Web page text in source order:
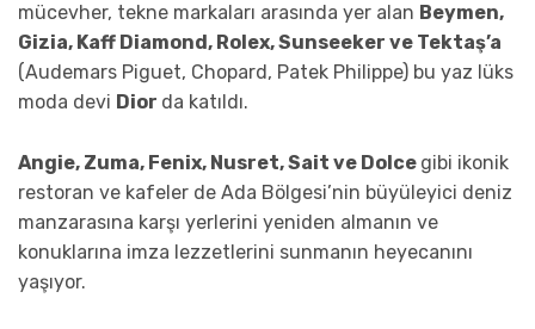
mücevher, tekne markaları arasında yer alan Beymen,
Gizia, Kaff Diamond, Rolex, Sunseeker ve Tektaş’a
(Audemars Piguet, Chopard, Patek Philippe) bu yaz lüks
moda devi Dior da katıldı.
Angie, Zuma, Fenix, Nusret, Sait ve Dolce gibi ikonik
restoran ve kafeler de Ada Bölgesi’nin büyüleyici deniz
manzarasına karşı yerlerini yeniden almanın ve
konuklarına imza lezzetlerini sunmanın heyecanını
yaşıyor.